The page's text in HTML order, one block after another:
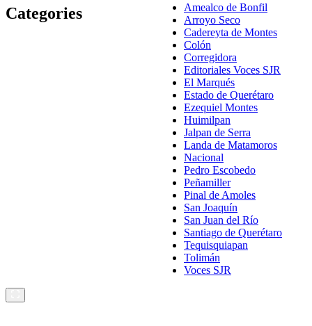
Categories
Amealco de Bonfil
Arroyo Seco
Cadereyta de Montes
Colón
Corregidora
Editoriales Voces SJR
El Marqués
Estado de Querétaro
Ezequiel Montes
Huimilpan
Jalpan de Serra
Landa de Matamoros
Nacional
Pedro Escobedo
Peñamiller
Pinal de Amoles
San Joaquín
San Juan del Río
Santiago de Querétaro
Tequisquiapan
Tolimán
Voces SJR